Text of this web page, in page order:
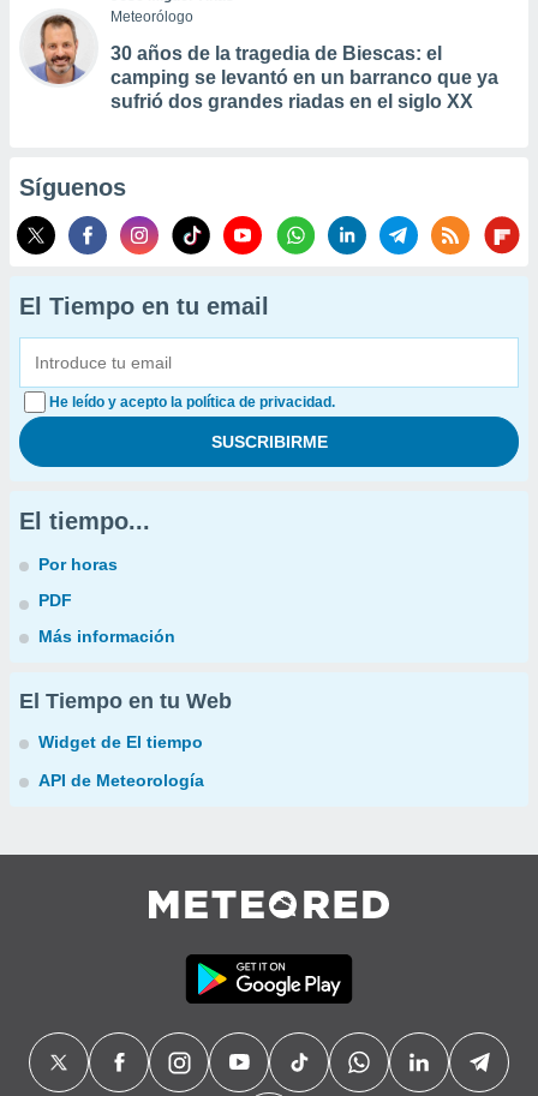
Meteorólogo
30 años de la tragedia de Biescas: el
camping se levantó en un barranco que ya
sufrió dos grandes riadas en el siglo XX
Síguenos
El Tiempo en tu email
He leído y acepto la política de privacidad.
El tiempo...
Por horas
PDF
Más información
El Tiempo en tu Web
Widget de El tiempo
API de Meteorología